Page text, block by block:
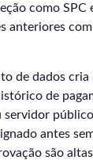
como SPC
anteriores
de dados
de
servidor
antes
são